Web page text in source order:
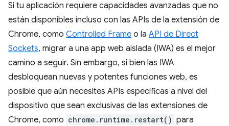
Si tu aplicación requiere capacidades avanzadas que no
están disponibles incluso con las APIs de la extensión de
Chrome, como Controlled Frame o la API de Direct
Sockets, migrar a una app web aislada (IWA) es el mejor
camino a seguir. Sin embargo, si bien las IWA
desbloquean nuevas y potentes funciones web, es
posible que aún necesites APIs específicas a nivel del
dispositivo que sean exclusivas de las extensiones de
Chrome, como chrome.runtime.restart() para